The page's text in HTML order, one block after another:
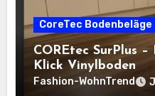
CoreTec Bodenbeläge
COREtec SurPlus
Klick Vinylboden
Fashion-WohnTrend